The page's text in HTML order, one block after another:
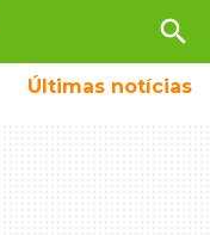
search
Últimas notícias